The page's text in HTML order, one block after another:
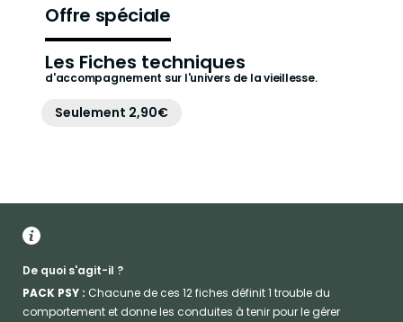
Offre spéciale
Les Fiches techniques
d'accompagnement sur l'univers de la vieillesse.
Seulement 2,90€
De quoi s'agit-il ?
PACK PSY : Chacune de ces 12 fiches définit 1 trouble du
comportement et donne les conduites à tenir pour le gérer